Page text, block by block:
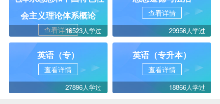
会主义理论体系概论
查看详情16523人学过
查看详情
29956人学过
英语（专）
查看详情
27896人学过
英语（专升本）
查看详情
18866人学过